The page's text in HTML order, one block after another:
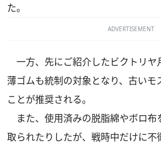
た。
ADVERTISEMENT
一方、先にご紹介したビクトリヤ
薄ゴムも統制の対象となり、古いモ
ことが推奨される。
また、使用済みの脱脂綿やボロ布
取られたりしたが、戦時中だけに不